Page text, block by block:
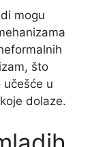
mogu
što
u
koje dolaze.